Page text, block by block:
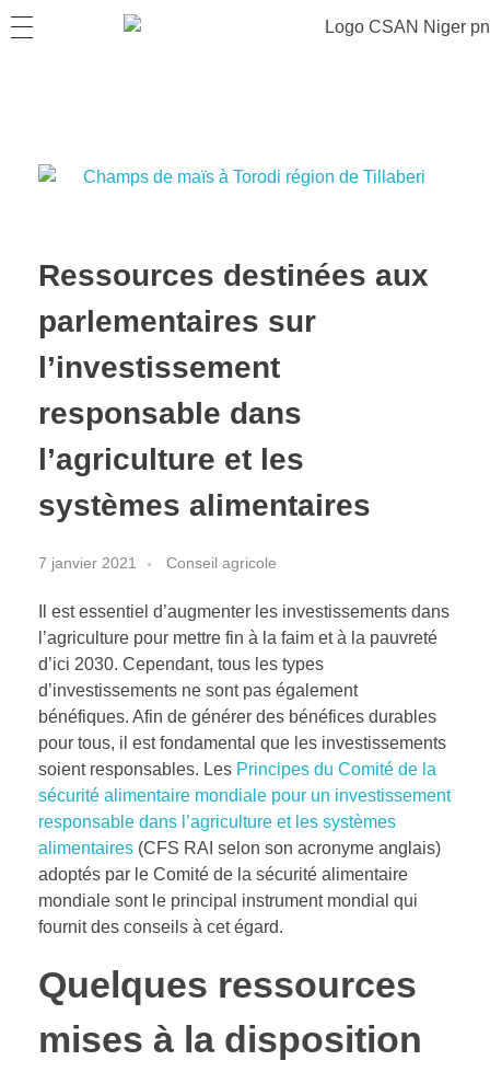
Ressources destinées aux
parlementaires sur
l’investissement
responsable dans
l’agriculture et les
systèmes alimentaires
7 janvier 2021 Conseil agricole
Il est essentiel d’augmenter les investissements dans
l’agriculture pour mettre fin à la faim et à la pauvreté
d’ici 2030. Cependant, tous les types
d’investissements ne sont pas également
bénéfiques. Afin de générer des bénéfices durables
pour tous, il est fondamental que les investissements
soient responsables. Les Principes du Comité de la
sécurité alimentaire mondiale pour un investissement
responsable dans l’agriculture et les systèmes
alimentaires (CFS RAI selon son acronyme anglais)
adoptés par le Comité de la sécurité alimentaire
mondiale sont le principal instrument mondial qui
fournit des conseils à cet égard.
Quelques ressources
mises à la disposition